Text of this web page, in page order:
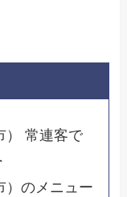
） 常連客で
）のメニュー